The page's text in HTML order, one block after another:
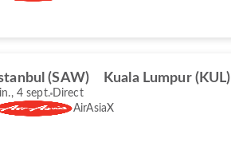
(SAW) Kuala Lumpur (KUL)
4 sept. Direct
AirAsiaX